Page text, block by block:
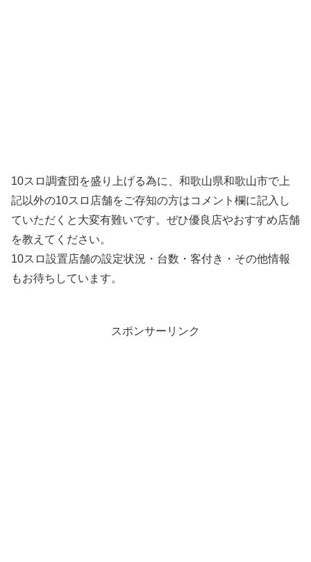
10スロ調査団を盛り上げる為に、和歌山県和歌山市で上
記以外の10スロ店舗をご存知の方はコメント欄に記入し
ていただくと大変有難いです。ぜひ優良店やおすすめ店舗
を教えてください。
10スロ設置店舗の設定状況・台数・客付き・その他情報
もお待ちしています。
スポンサーリンク